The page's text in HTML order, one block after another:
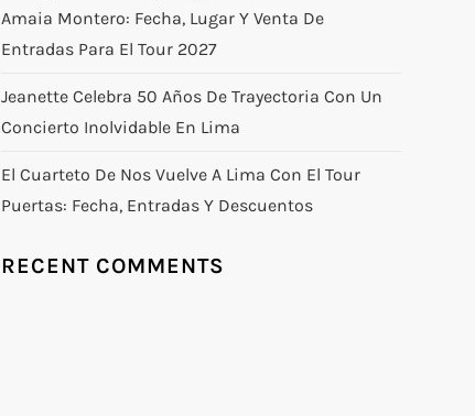
Amaia Montero: Fecha, Lugar Y Venta De
Entradas Para El Tour 2027
Jeanette Celebra 50 Años De Trayectoria Con Un
Concierto Inolvidable En Lima
El Cuarteto De Nos Vuelve A Lima Con El Tour
Puertas: Fecha, Entradas Y Descuentos
RECENT COMMENTS